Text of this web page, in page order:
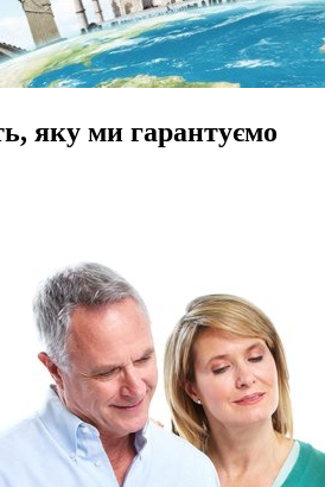
яку ми гарантуємо